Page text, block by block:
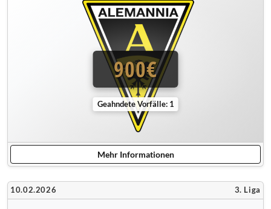
900€
Geahndete Vorfälle: 1
Mehr Informationen
10.02.2026 3. Liga